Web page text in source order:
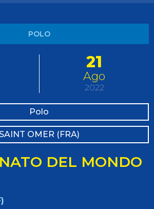
POLO
21
Ago
2022
Polo
OMER (FRA)
DEL MONDO